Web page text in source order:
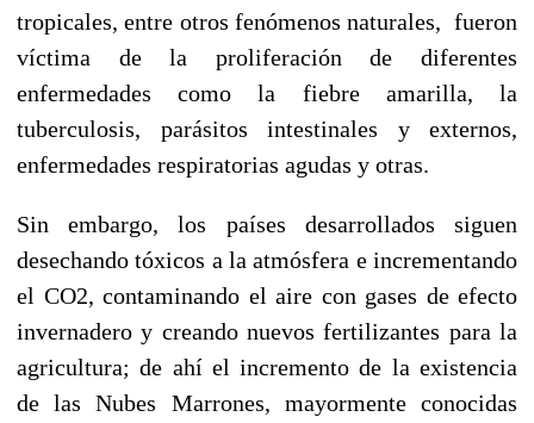
tropicales, entre otros fenómenos naturales, fueron
víctima de la proliferación de diferentes
enfermedades como la fiebre amarilla, la
tuberculosis, parásitos intestinales y externos,
enfermedades respiratorias agudas y otras.
Sin embargo, los países desarrollados siguen
desechando tóxicos a la atmósfera e incrementando
el CO2, contaminando el aire con gases de efecto
invernadero y creando nuevos fertilizantes para la
agricultura; de ahí el incremento de la existencia
de las Nubes Marrones, mayormente conocidas